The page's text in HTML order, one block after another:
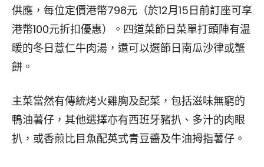
供應，每位定價港幣798元（於12月15日前訂座可享
港幣100元折扣優惠）。四道菜節日菜單打頭陣有温
暖的冬日薏仁牛肉湯，還可以選節日南瓜沙律或蟹
餅。
主菜當然有傳統烤火雞胸及配菜，包括滋味無窮的
鴨油薯仔，其他選擇亦有西班牙豬扒、多汁的肉眼
扒，或香煎比目魚配英式青豆醬及牛油拇指薯仔。